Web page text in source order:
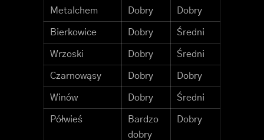
Metalchem Dobry Dobry
Bierkowice Dobry Średni
Wrzoski Dobry Średni
Czarnowąsy Dobry Dobry
Winów Dobry Średni
Półwieś
Bardzo
dobry
Dobry